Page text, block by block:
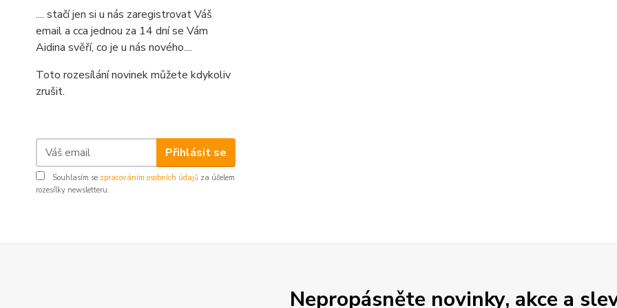
.... stačí jen si u nás zaregistrovat Váš
email a cca jednou za 14 dní se Vám
Aidina svěří, co je u nás nového....
Toto rozesílání novinek můžete kdykoliv
zrušit.
Přihlásit se
Souhlasím se zpracováním osobních údajů za účelem
rozesílky newsletteru.
Nepropásněte novinky, akce a